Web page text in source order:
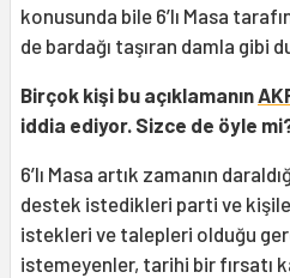
konusunda bile 6’lı Masa
de bardağı taşıran damla gibi
Birçok kişi bu açıklamanın
iddia ediyor. Sizce de öyle
6’lı Masa artık zamanın
destek istedikleri parti ve
istekleri ve talepleri olduğu
istemeyenler, tarihi bir fırsatı